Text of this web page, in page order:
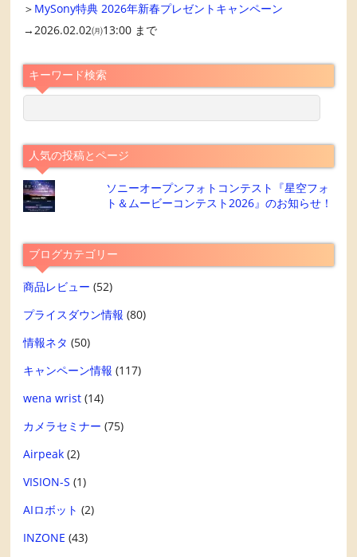
＞ MySony特典 2026年新春プレゼントキャンペーン
→2026.02.02㈪13:00 まで
キーワード検索
人気の投稿とページ
ソニーオープンフォトコンテスト『星空フォ
ト＆ムービーコンテスト2026』のお知らせ！
ブログカテゴリー
商品レビュー (52)
プライスダウン情報 (80)
情報ネタ (50)
キャンペーン情報 (117)
wena wrist (14)
カメラセミナー (75)
Airpeak (2)
VISION-S (1)
AIロボット (2)
INZONE (43)